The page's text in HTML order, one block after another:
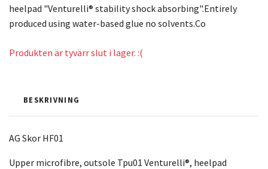
heelpad "Venturelli® stability shock absorbing".Entirely
produced using water-based glue no solvents.Co
Produkten är tyvärr slut i lager. :(
BESKRIVNING
AG Skor HF01
Upper microfibre, outsole Tpu01 Venturelli®, heelpad